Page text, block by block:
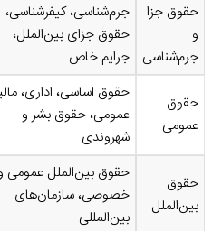
حقوق جزا
و
جرم‌شناسی
جرم‌شناسی، کیفرشناسی،
حقوق جزای بین‌الملل،
جرایم خاص
حقوق
عمومی
حقوق اساسی، اداری،
عمومی، حقوق بشر و
شهروندی
حقوق
بین‌الملل
حقوق بین‌الملل عمومی
خصوصی، سازمان‌های
بین‌المللی